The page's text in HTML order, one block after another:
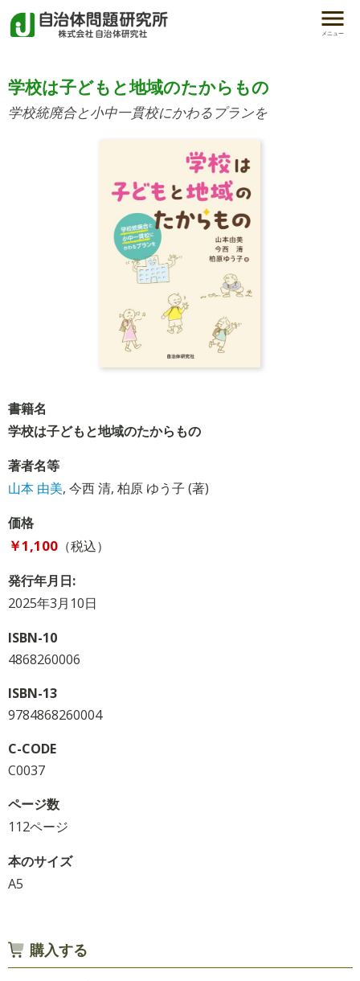
メニュー
学校は子どもと地域のたからもの
学校統廃合と小中一貫校にかわるプランを
書籍名
学校は子どもと地域のたからもの
著者名等
山本 由美, 今西 清, 柏原 ゆう子 (著)
価格
￥1,100（税込）
発行年月日:
2025年3月10日
ISBN-10
4868260006
ISBN-13
9784868260004
C-CODE
C0037
ページ数
112ページ
本のサイズ
A5
購入する